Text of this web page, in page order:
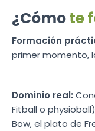
¿Cómote
Formación
primer momento,
Dominio real:
Fitball o
Bow, el plato de